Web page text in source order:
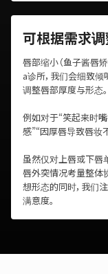
可根据需求
唇部缩小（鱼子酱唇
a诊所，我们会细致
调整唇部厚度与形态。
例如对于“笑起来时
感”“因厚唇导致唇妆
虽然仅对上唇或下唇
唇外突情况考量整体
想形态的同时，我们
满意度。